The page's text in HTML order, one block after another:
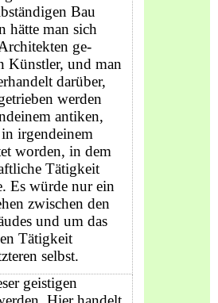
Bau
hätte man sich
ge­
Künstler, und man
darüber,
werden
antiken,
irgendeinem
worden, in dem
Tätigkeit
Es würde nur ein
zwi­schen den
und um das
Tätigkeit
selbst.
geistigen